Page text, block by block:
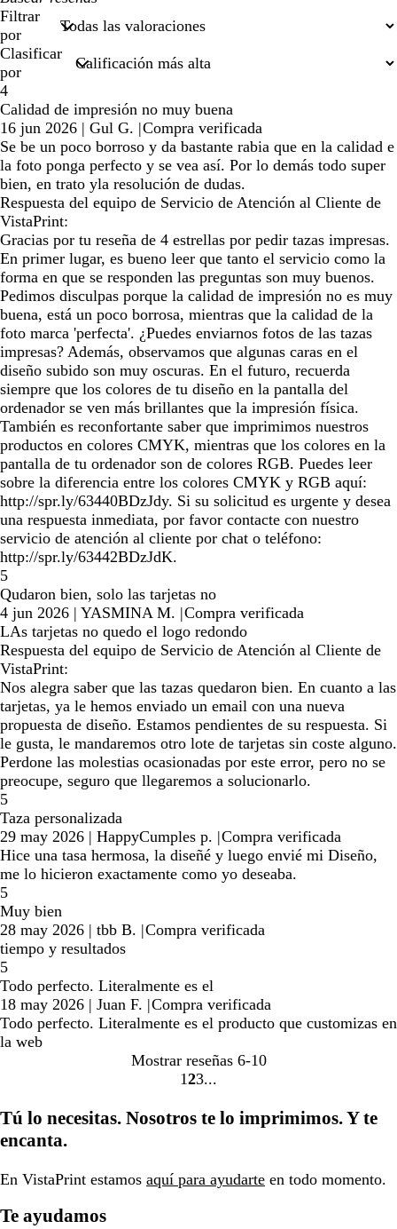
búsquedas
Filtrar
por
Clasificar
por
4
Calidad de impresión no muy buena
16 jun 2026 | Gul G. |Compra verificada
Se be un poco borroso y da bastante rabia que en la calidad e
la foto ponga perfecto y se vea así. Por lo demás todo super
bien, en trato yla resolución de dudas.
Respuesta del equipo de Servicio de Atención al Cliente de
VistaPrint:
Gracias por tu reseña de 4 estrellas por pedir tazas impresas.
En primer lugar, es bueno leer que tanto el servicio como la
forma en que se responden las preguntas son muy buenos.
Pedimos disculpas porque la calidad de impresión no es muy
buena, está un poco borrosa, mientras que la calidad de la
foto marca 'perfecta'. ¿Puedes enviarnos fotos de las tazas
impresas? Además, observamos que algunas caras en el
diseño subido son muy oscuras. En el futuro, recuerda
siempre que los colores de tu diseño en la pantalla del
ordenador se ven más brillantes que la impresión física.
También es reconfortante saber que imprimimos nuestros
productos en colores CMYK, mientras que los colores en la
pantalla de tu ordenador son de colores RGB. Puedes leer
sobre la diferencia entre los colores CMYK y RGB aquí:
http://spr.ly/63440BDzJdy. Si su solicitud es urgente y desea
una respuesta inmediata, por favor contacte con nuestro
servicio de atención al cliente por chat o teléfono:
http://spr.ly/63442BDzJdK.
5
Qudaron bien, solo las tarjetas no
4 jun 2026 | YASMINA M. |Compra verificada
LAs tarjetas no quedo el logo redondo
Respuesta del equipo de Servicio de Atención al Cliente de
VistaPrint:
Nos alegra saber que las tazas quedaron bien. En cuanto a las
tarjetas, ya le hemos enviado un email con una nueva
propuesta de diseño. Estamos pendientes de su respuesta. Si
le gusta, le mandaremos otro lote de tarjetas sin coste alguno.
Perdone las molestias ocasionadas por este error, pero no se
preocupe, seguro que llegaremos a solucionarlo.
5
Taza personalizada
29 may 2026 | HappyCumples p. |Compra verificada
Hice una tasa hermosa, la diseñé y luego envié mi Diseño,
me lo hicieron exactamente como yo deseaba.
5
Muy bien
28 may 2026 | tbb B. |Compra verificada
tiempo y resultados
5
Todo perfecto. Literalmente es el
18 may 2026 | Juan F. |Compra verificada
Todo perfecto. Literalmente es el producto que customizas en
la web
Mostrar reseñas 6-10
Ir
la
1 Ir
la
2Ir
la
3
Tú lo necesitas. Nosotros te lo imprimimos. Y te
encanta.
En VistaPrint estamos aquí para ayudarte en todo momento.
Te ayudamos